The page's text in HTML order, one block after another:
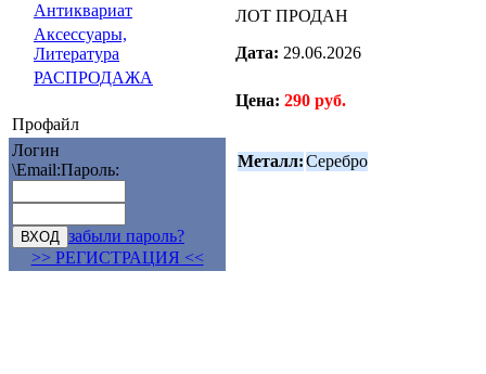
Антиквариат
Аксессуары,
Литература
РАСПРОДАЖА
Профайл
Логин
\Email:Пароль:
забыли пароль?
>> РЕГИСТРАЦИЯ <<
ЛОТ ПРОДАН
Дата: 29.06.2026
Цена: 290 руб.
Металл:Серебро